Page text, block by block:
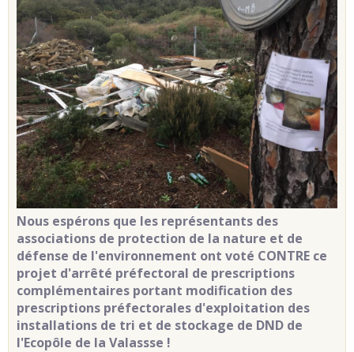
Nous espérons que les représentants des
associations de protection de la nature et de
défense de l'environnement ont voté CONTRE ce
projet d'arrêté préfectoral de prescriptions
complémentaires portant modification des
prescriptions préfectorales d'exploitation des
installations de tri et de stockage de DND de
l'Ecopôle de la Valassse !